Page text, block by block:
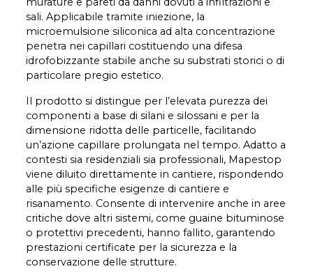
sali. Applicabile tramite iniezione, la
microemulsione siliconica ad alta concentrazione
penetra nei capillari costituendo una difesa
idrofobizzante stabile anche su substrati storici o di
particolare pregio estetico.
Il prodotto si distingue per l’elevata purezza dei
componenti a base di silani e silossani e per la
dimensione ridotta delle particelle, facilitando
un’azione capillare prolungata nel tempo. Adatto a
contesti sia residenziali sia professionali, Mapestop
viene diluito direttamente in cantiere, rispondendo
alle più specifiche esigenze di cantiere e
risanamento. Consente di intervenire anche in aree
critiche dove altri sistemi, come guaine bituminose
o protettivi precedenti, hanno fallito, garantendo
prestazioni certificate per la sicurezza e la
conservazione delle strutture.